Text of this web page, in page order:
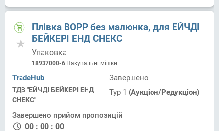
Плівка ВОРР без малюнка, для ЕЙЧДІ
БЕЙКЕРІ ЕНД СНЕКС
Упаковка
18937000-6 Пакувальні мішки
TradeHub
ТДВ "ЕЙЧДІ БЕЙКЕРІ ЕНД
СНЕКС"
Завершено
Тур 1 (Аукціон/Редукціон)
Завершено прийом пропозицій
00 : 00 : 00